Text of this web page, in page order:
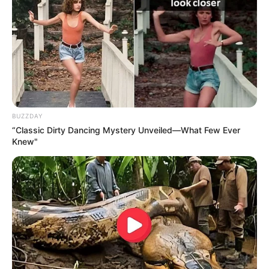
rəis təyin etdi
61 0 0
18:40 / 06 Avqust 2026 SİYASƏT
Zaur TikTok-dadır, Rəşad Məcid isə
tarixdə -Turan Etibaroğlu yazır…
169 1 0
BUZZDAY
“Classic Dirty Dancing Mystery Unveiled—What Few Ever
Knew"